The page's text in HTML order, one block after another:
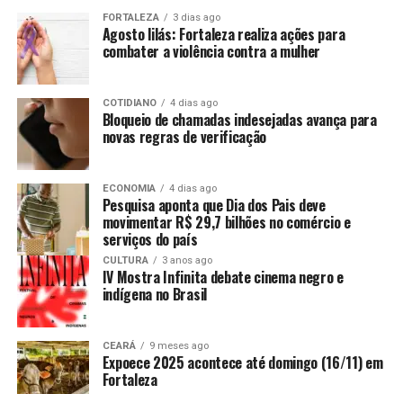
FORTALEZA 3 dias ago
Agosto lilás: Fortaleza realiza ações para
combater a violência contra a mulher
COTIDIANO 4 dias ago
Bloqueio de chamadas indesejadas avança para
novas regras de verificação
ECONOMIA 4 dias ago
Pesquisa aponta que Dia dos Pais deve
movimentar R$ 29,7 bilhões no comércio e
serviços do país
CULTURA 3 anos ago
IV Mostra Infinita debate cinema negro e
indígena no Brasil
CEARÁ 9 meses ago
Expoece 2025 acontece até domingo (16/11) em
Fortaleza